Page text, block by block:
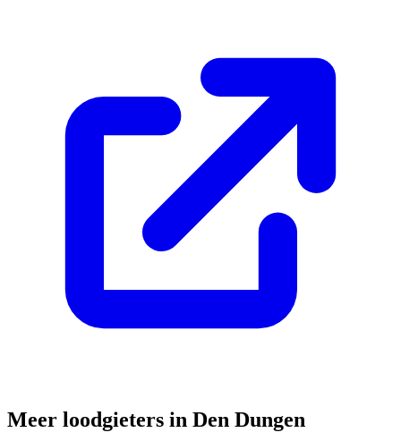
Meer loodgieters in Den Dungen